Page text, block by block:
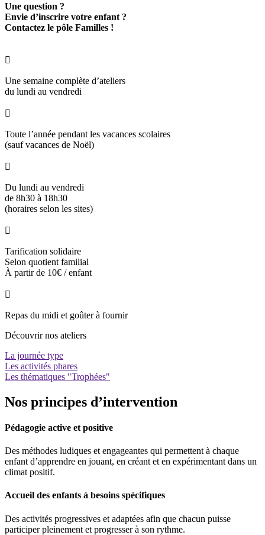
Une question ?
Envie d’inscrire votre enfant ?
Contactez le pôle Familles !

Une semaine complète d’ateliers
du lundi au vendredi

Toute l’année pendant les vacances scolaires
(sauf vacances de Noël)

Du lundi au vendredi
de 8h30 à 18h30
(horaires selon les sites)

Tarification solidaire
Selon quotient familial
À partir de 10€ / enfant

Repas du midi et goûter à fournir
Découvrir nos ateliers
La journée type
Les activités phares
Les thématiques "Trophées"
Nos principes d’intervention
Pédagogie active et positive
Des méthodes ludiques et engageantes qui permettent à chaque
enfant d’apprendre en jouant, en créant et en expérimentant dans un
climat positif.
Accueil des enfants à besoins spécifiques
Des activités progressives et adaptées afin que chacun puisse
participer pleinement et progresser à son rythme.